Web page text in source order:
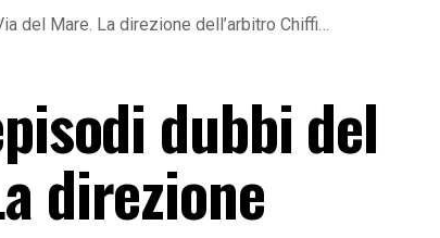
del Mare. La direzione dell’arbitro Chiffi…
dubbi del
direzione